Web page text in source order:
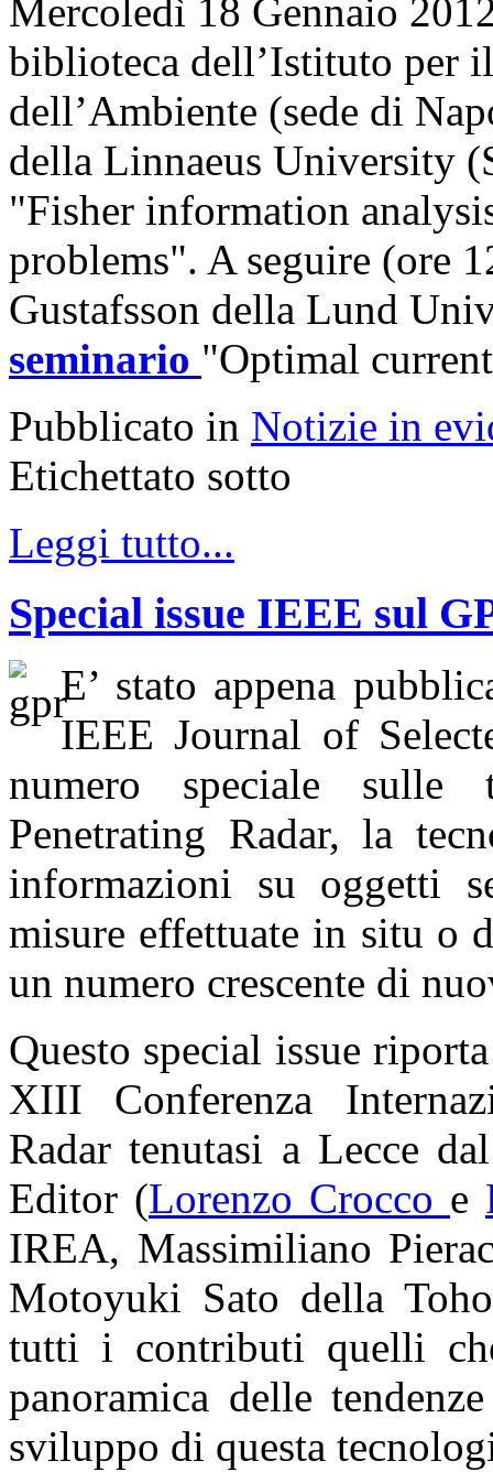
Mercoledì 18 Gennaio
biblioteca dell’Istituto per
dell’Ambiente (sede di
della Linnaeus University
"Fisher information
problems". A seguire (ore
Gustafsson della Lund
seminario "Optimal
Pubblicato in Notizie in
Etichettato sotto
Leggi tutto...
Special issue IEEE sul
E’ stato appena
IEEE Journal of
numero speciale sulle
Penetrating Radar, la
informazioni su oggetti
misure effettuate in situ o
un numero crescente di
Questo special issue
XIII Conferenza
Radar tenutasi a Lecce
Editor (Lorenzo Crocco e
IREA, Massimiliano
Motoyuki Sato della
tutti i contributi quelli
panoramica delle
sviluppo di questa